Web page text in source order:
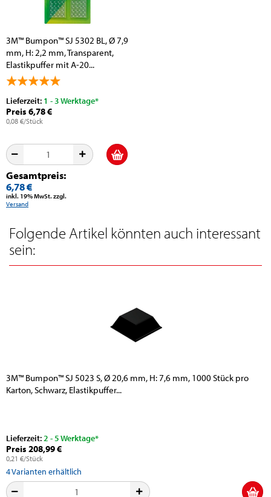
3M™ Bumpon™ SJ 5302 BL, Ø 7,9
mm, H: 2,2 mm, Transparent,
Elastikpuffer mit A-20...
Lieferzeit: 1 - 3 Werktage*
Preis 6,78 €
0,08 €/Stück
Gesamtpreis:
6,78 €
inkl. 19% MwSt. zzgl.
Versand
Folgende Artikel könnten auch interessant
sein:
3M™ Bumpon™ SJ 5023 S, Ø 20,6 mm, H: 7,6 mm, 1000 Stück pro
Karton, Schwarz, Elastikpuffer...
Lieferzeit:2 - 5 Werktage*
Preis 208,99 €
0,21 €/Stück
4Varianten erhältlich